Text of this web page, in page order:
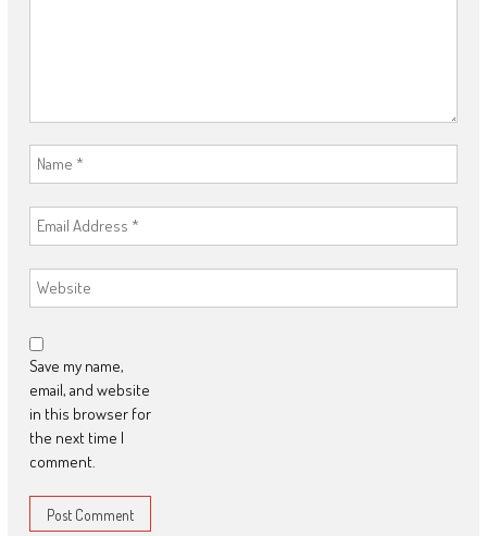
Save my name,
email, and website
in this browser for
the next time I
comment.